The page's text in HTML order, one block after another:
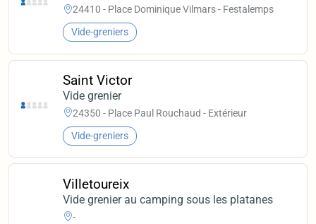
24410 - Place Dominique Vilmars - Festalemps
Vide-greniers
Saint Victor
Vide grenier
24350 - Place Paul Rouchaud - Extérieur
Vide-greniers
Villetoureix
Vide grenier au camping sous les platanes
-